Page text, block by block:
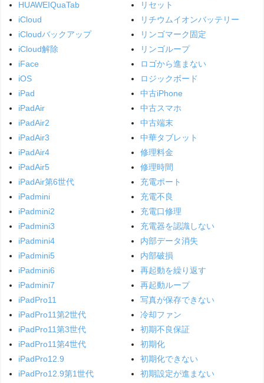
HUAWEIQuaTab
iCloud
iCloudバックアップ
iCloud解除
iFace
iOS
iPad
iPadAir
iPadAir2
iPadAir3
iPadAir4
iPadAir5
iPadAir第6世代
iPadmini
iPadmini2
iPadmini3
iPadmini4
iPadmini5
iPadmini6
iPadmini7
iPadPro11
iPadPro11第2世代
iPadPro11第3世代
iPadPro11第4世代
iPadPro12.9
iPadPro12.9第1世代
リセット
リチウムイオンバッテリー
リンゴマーク固定
リンゴループ
ロゴから進まない
ロジックボード
中古iPhone
中古スマホ
中古端末
中華タブレット
修理料金
修理時間
充電ポート
充電不良
充電口修理
充電器を認識しない
内部データ消失
内部破損
再起動を繰り返す
再起動ループ
写真が保存できない
冷却ファン
初期不良保証
初期化
初期化できない
初期設定が進まない